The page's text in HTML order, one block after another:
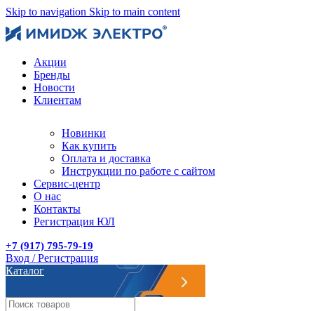
Skip to navigation Skip to main content
Акции
Бренды
Новости
Клиентам
Новинки
Как купить
Оплата и доставка
Инструкции по работе с сайтом
Сервис-центр
О нас
Контакты
Регистрация ЮЛ
+7 (917) 795-79-19
Вход / Регистрация
Каталог